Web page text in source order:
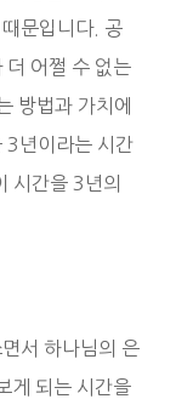
문입니다. 공
더 어쩔 수 없는
방법과 가치에
3년이라는 시간
시간을 3년의
서 하나님의 은
게 되는 시간을